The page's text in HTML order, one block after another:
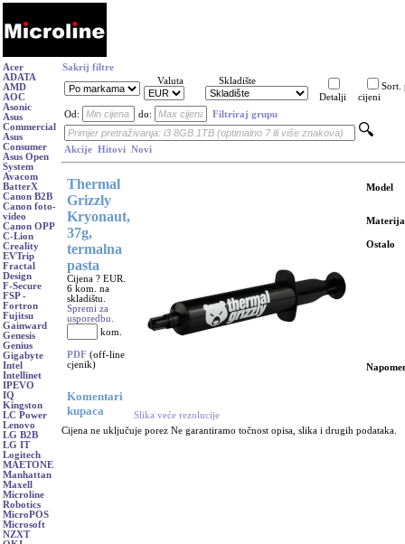
Acer
ADATA
AMD
AOC
Asonic
Asus
Commercial
Asus
Consumer
Asus Open
System
Avacom
BatterX
Canon B2B
Canon foto-
video
Canon OPP
C-Lion
Creality
EVTrip
Fractal
Design
F-Secure
FSP -
Fortron
Fujitsu
Gainward
Genesis
Genius
Gigabyte
Intel
Intellinet
IPEVO
IQ
Kingston
LC Power
Lenovo
LG B2B
LG IT
Logitech
MAETONE
Manhattan
Maxell
Microline
Robotics
MicroPOS
Microsoft
NZXT
Sakrij filtre
Valuta
Skladište
Detalji
Sort.
cijeni
Od:
do: Filtriraj grupu
Akcije Hitovi Novi
Thermal
Grizzly
Kryonaut,
37g,
termalna
pasta
Cijena ? EUR.
6 kom. na
skladištu.
Spremi za
usporedbu.
kom.
PDF (off-line
cjenik)
Komentari
kupaca
Slika veće rezolucije
Model
Ostalo
Cijena ne uključuje porez Ne garantiramo točnost opisa, slika i drugih podataka.